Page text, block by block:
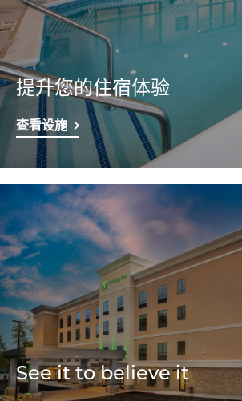
提升您的住宿体验
查看设施
See it to believe it